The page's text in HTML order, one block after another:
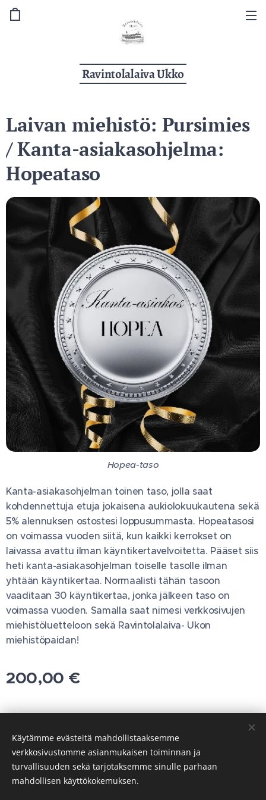
Ravintolalaiva Ukko
Laivan miehistö: Pursimies
/ Kanta-asiakasohjelma:
Hopeataso
Hopea-taso
Kanta-asiakasohjelman toinen taso, jolla saat
kohdennettuja etuja jokaisena aukiolokuukautena sekä
5% alennuksen ostostesi loppusummasta. Hopeatasosi
on voimassa vuoden siitä, kun kaikki kerrokset on
laivassa avattu ilman käyntikertavelvoitetta. Pääset siis
heti kanta-asiakasohjelman toiselle tasolle ilman
yhtään käyntikertaa. Normaalisti tähän tasoon
vaaditaan 30 käyntikertaa, jonka jälkeen taso on
voimassa vuoden. Samalla saat nimesi verkkosivujen
miehistöluetteloon sekä Ravintolalaiva- Ukon
miehistöpaidan!
200,00 €
Tietosuojakäytäntö
Käytämme evästeitä mahdollistaaksemme
verkkosivustomme asianmukaisen toiminnan ja
turvallisuuden sekä tarjotaksemme sinulle parhaan
mahdollisen käyttökokemuksen.